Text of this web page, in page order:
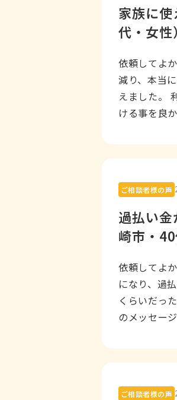
家族に
代・女性）
依頼してよ
減り、本当
えました。
ける事を良
ご相談者様の声
過払い
崎市・40
依頼してよ
になり、過
くらいだっ
のメッセー
ご相談者様の声